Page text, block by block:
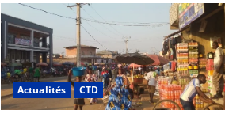
Actualités CTD